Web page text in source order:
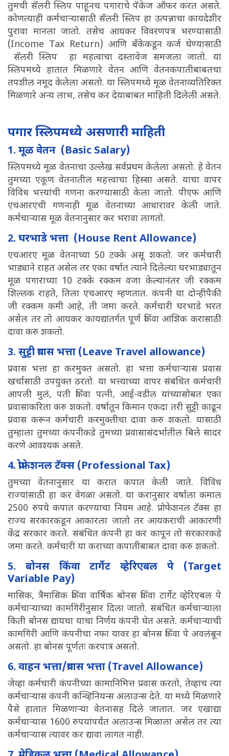
तुमची सॅलरी स्लिप पाहूनच पगाराचे पॅकेज ऑफर करत असते.
कोणत्याही कर्मचाऱ्यासाठी सॅलरी स्लिप हा उत्पन्नाचा कायदेशीर
पुरावा मानला जातो. तसेच आयकर विवरणपत्र भरण्यासाठी
(Income Tax Return) आणि बॅंकेकडून कर्ज घेण्यासाठी
सॅलरी स्लिप हा महत्वाचा दस्तावेज समजला जातो. या
स्लिपमध्ये हातात मिळणारे वेतन आणि वेतनकपातीबाबतचा
तपशील नमूद केलेला असतो. या स्लिपमध्ये मूळ वेतनाव्यतिरिक्त
मिळणारे अन्य लाभ, तसेच कर देयाबाबत माहिती दिलेली असते.
पगार स्लिपमध्ये असणारी माहिती
1. मूळ वेतन (Basic Salary)
स्लिपमध्ये मूळ वेतनाचा उल्लेख सर्वप्रथम केलेला असतो. हे वेतन
तुमच्या एकूण वेतनातील महत्त्वाचा हिस्सा असते. याचा वापर
विविध भत्त्यांची गणना करण्यासाठी केला जातो. पीएफ आणि
एचआरएची गणनाही मूळ वेतनाच्या आधारावर केली जाते.
कर्मचाऱ्यास मूळ वेतनानुसार कर भरावा लागतो.
2. घरभाडे भत्ता (House Rent Allowance)
एचआरए मूळ वेतनाच्या 50 टक्के असू शकतो. जर कर्मचारी
भाड्याने राहत असेल तर एका वर्षात त्याने दिलेल्या घरभाड्यातून
मूळ पगाराच्या 10 टक्के रक्कम वजा केल्यानंतर जी रक्कम
शिल्लक राहते, तिला एचआरए म्हणतात. कंपनी या दोन्हीपैकी
जी रक्कम कमी आहे, ती जमा करते. कर्मचारी घरभाडे भरत
असेल तर तो आयकर कायद्यांतर्गत पूर्ण किंवा आंशिक करासाठी
दावा करु शकतो.
3. सुट्टी प्रवास भत्ता (Leave Travel allowance)
प्रवास भत्ता हा करमुक्त असतो. हा भत्ता कर्मचाऱ्यास प्रवास
खर्चासाठी उपयुक्त ठरतो. या भत्त्याच्या वापर संबंधित कर्मचारी
आपली मुलं, पती किंवा पत्नी, आई-वडील यांच्यासोबत एका
प्रवासाकरिता करु शकतो. वर्षातून किमान एकदा तरी सुट्टी काढून
प्रवास करून कर्मचारी करमुक्तीचा दावा करु शकतो. यासाठी
तुम्हाला तुमच्या कंपनीकडे तुमच्या प्रवासासंदर्भातील बिले सादर
करणे आवश्यक असते.
4. प्रोफेशनल टॅक्स (Professional Tax)
तुमच्या वेतनानुसार या करात कपात केली जाते. विविध
राज्यांसाठी हा कर वेगळा असतो. या करानुसार वर्षाला कमाल
2500 रुपये कपात करण्याचा नियम आहे. प्रोफेशनल टॅक्स हा
राज्य सरकारकडून आकारला जातो तर आयकराची आकारणी
केंद्र सरकार करते. संबंधित कंपनी हा कर कापून तो सरकारकडे
जमा करते. कर्मचारी या कराच्या कपातीबाबत दावा करु शकतो.
5. बोनस किंवा टार्गेट व्हेरिएबल पे (Target
Variable Pay)
मासिक, त्रैमासिक किंवा वार्षिक बोनस किंवा टार्गेट व्हेरिएबल पे
कर्मचाऱ्याच्या कामगिरीनुसार दिला जातो. संबंधित कर्मचाऱ्याला
किती बोनस द्यायचा याचा निर्णय कंपनी घेत असते. कर्मचाऱ्याची
कामगिरी आणि कंपनीचा नफा यावर हा बोनस किंवा पे अवलंबून
असतो. हा बोनस पूर्णतः करपात्र असतो.
6. वाहन भत्ता/प्रवास भत्ता (Travel Allowance)
जेव्हा कर्मचारी कंपनीच्या कामानिमित्त प्रवास करतो, तेव्हाच त्या
कर्मचाऱ्यास कंपनी कन्व्हिनियन्स अलाउन्स देते. या मध्ये मिळणारे
पैसे हातात मिळणाऱ्या वेतनासह दिले जातात. जर एखाद्या
कर्मचाऱ्यास 1600 रुपयांपर्यंत अलाउन्स मिळाला असेल तर त्या
कर्मचाऱ्यास त्यावर कर द्यावा लागत नाही.